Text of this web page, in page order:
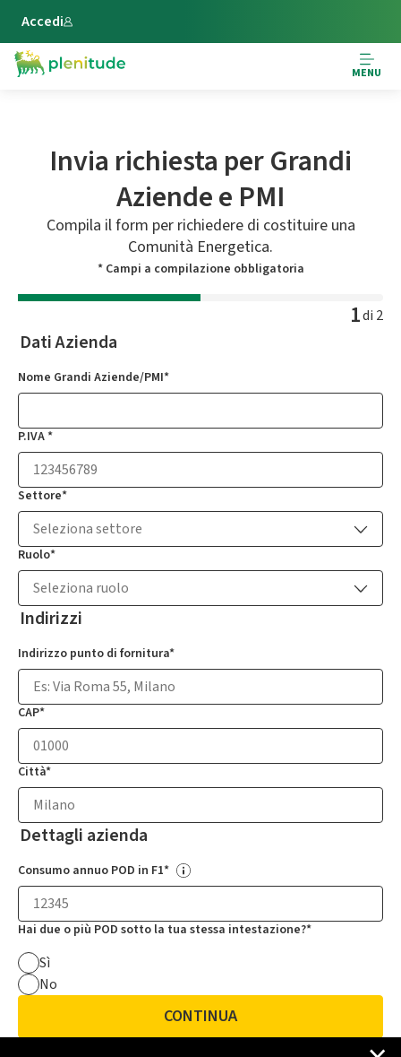
Vai al contenuto principale
Accedi
MENU
Invia richiesta per Grandi
Aziende e PMI
Compila il form per richiedere di costituire una
Comunità Energetica.
* Campi a compilazione obbligatoria
1di 2
Dati Azienda
Nome Grandi Aziende/PMI*
P.IVA *
Settore*
Seleziona settore
Ruolo*
Seleziona ruolo
Indirizzi
Indirizzo punto di fornitura*
CAP*
Città*
Dettagli azienda
Consumo annuo POD in F1*
Hai due o più POD sotto la tua stessa intestazione?*
Sì
No
CONTINUA